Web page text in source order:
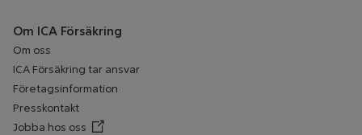
Om ICA Försäkring
Om oss
ICA Försäkring tar ansvar
Företagsinformation
Presskontakt
Jobba hos oss Öppnar annan webbplats